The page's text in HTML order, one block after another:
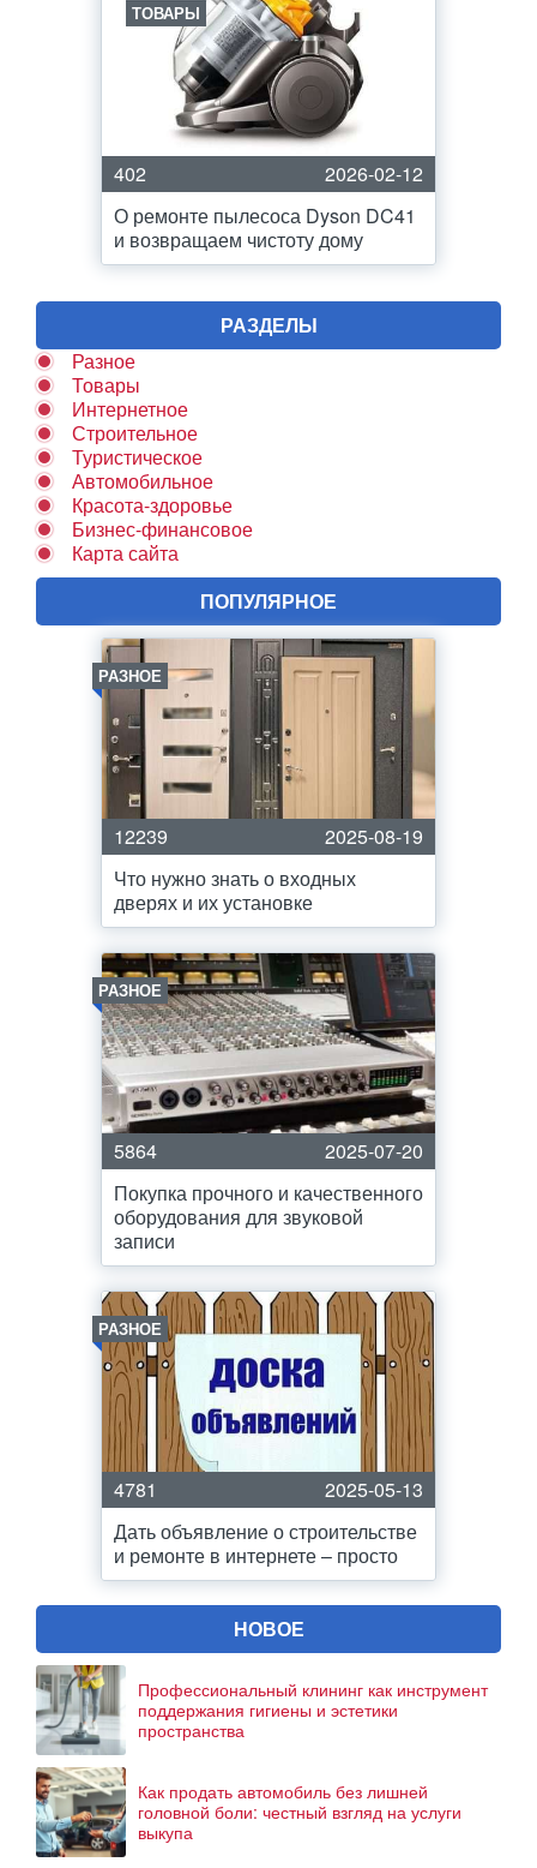
ТОВАРЫ
402
2026-02-12
О ремонте пылесоса Dyson DC41
и возвращаем чистоту дому
РАЗДЕЛЫ
Разное
Товары
Интернетное
Строительное
Туристическое
Автомобильное
Красота-здоровье
Бизнес-финансовое
Карта сайта
ПОПУЛЯРНОЕ
РАЗНОЕ
12239
2025-08-19
Что нужно знать о входных
дверях и их установке
РАЗНОЕ
5864
2025-07-20
Покупка прочного и качественного
оборудования для звуковой
записи
РАЗНОЕ
4781
2025-05-13
Дать объявление о строительстве
и ремонте в интернете – просто
НОВОЕ
Профессиональный клининг как инструмент
поддержания гигиены и эстетики
пространства
Как продать автомобиль без лишней
головной боли: честный взгляд на услуги
выкупа